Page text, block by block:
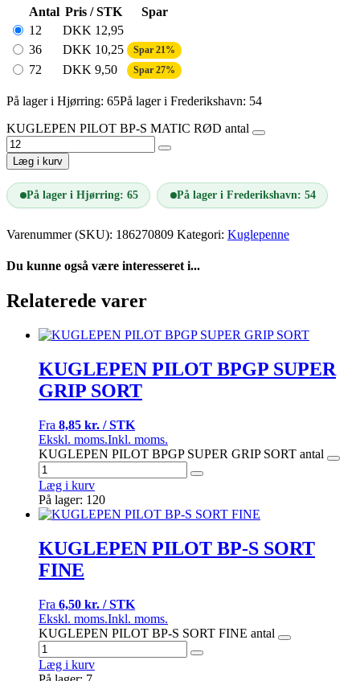
Antal Pris / STK
Spar
12
DKK 12,95
36
DKK 10,25 Spar 21%
72 DKK 9,50 Spar 27%
På lager i Hjørring: 65På lager i Frederikshavn: 54
KUGLEPEN PILOT BP-S MATIC RØD antal
Læg i kurv
På lager i Hjørring: 65 På lager i Frederikshavn: 54
Varenummer (SKU): 186270809 Kategori: Kuglepenne
Du kunne også være interesseret i...
Relaterede varer
KUGLEPEN PILOT BPGP SUPER
GRIP SORT
Fra 8,85 kr. / STK
Ekskl. moms.Inkl. moms.
KUGLEPEN PILOT BPGP SUPER GRIP SORT antal
Læg i kurv
På lager: 120
KUGLEPEN PILOT BP-S SORT
FINE
Fra 6,50 kr. / STK
Ekskl. moms.Inkl. moms.
KUGLEPEN PILOT BP-S SORT FINE antal
Læg i kurv